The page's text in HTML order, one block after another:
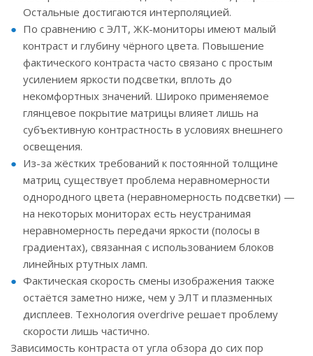
Остальные достигаются интерполяцией.
По сравнению с ЭЛТ, ЖК-мониторы имеют малый
контраст и глубину чёрного цвета. Повышение
фактического контраста часто связано с простым
усилением яркости подсветки, вплоть до
некомфортных значений. Широко применяемое
глянцевое покрытие матрицы влияет лишь на
субъективную контрастность в условиях внешнего
освещения.
Из-за жёстких требований к постоянной толщине
матриц существует проблема неравномерности
однородного цвета (неравномерность подсветки) —
на некоторых мониторах есть неустранимая
неравномерность передачи яркости (полосы в
градиентах), связанная с использованием блоков
линейных ртутных ламп.
Фактическая скорость смены изображения также
остаётся заметно ниже, чем у ЭЛТ и плазменных
дисплеев. Технология overdrive решает проблему
скорости лишь частично.
Зависимость контраста от угла обзора до сих пор